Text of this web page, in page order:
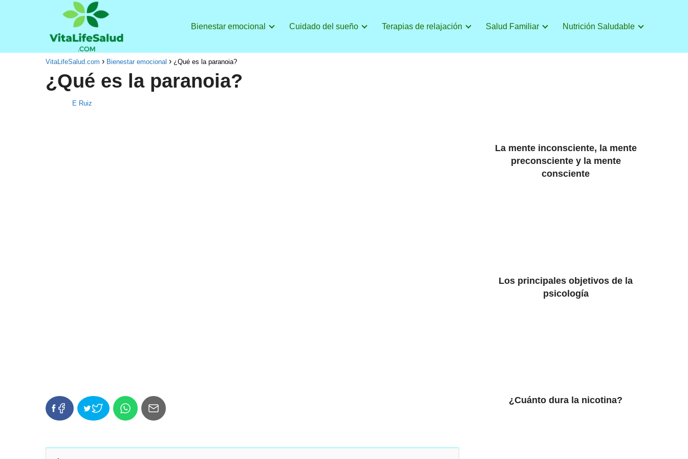
Bienestar emocional Cuidado del sueño Terapias de relajación Salud Familiar Nutrición Saludable
VitaLifeSalud.com Bienestar emocional ¿Qué es la paranoia?
¿Qué es la paranoia?
E Ruiz
La mente inconsciente, la mente
preconsciente y la mente
consciente
Los principales objetivos de la
psicología
¿Cuánto dura la nicotina?